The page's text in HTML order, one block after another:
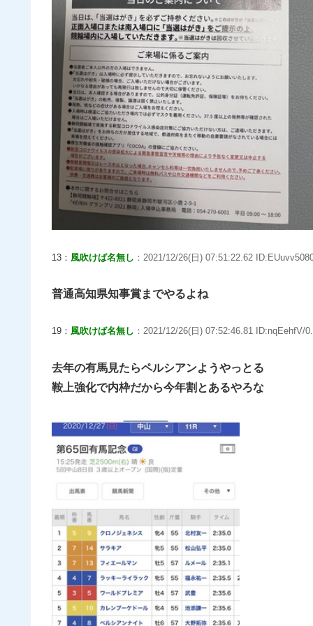
13： 風吹けば名無し ：2021/12/26(日) 07:51:22.62
普通高知県知事賞までやるよね
19： 風吹けば名無し ：2021/12/26(日) 07:52:46.81 ID:nqEehfV/
去年の有馬見たらペルシアンようやっとる
鞍上強化で内枠だから今年割とあるやろな